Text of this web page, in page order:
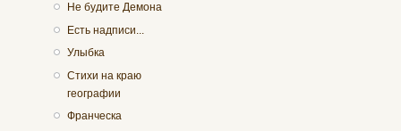
Не будите Демона
Есть надписи...
Улыбка
Стихи на краю
географии
Франческа